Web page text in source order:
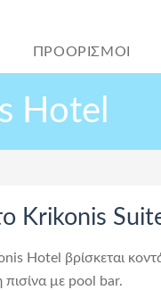
ΠΡΟΟΡΙΣΜΟΙ
Hotel
Krikonis
Hotel βρίσκεται
πισίνα με pool bar.